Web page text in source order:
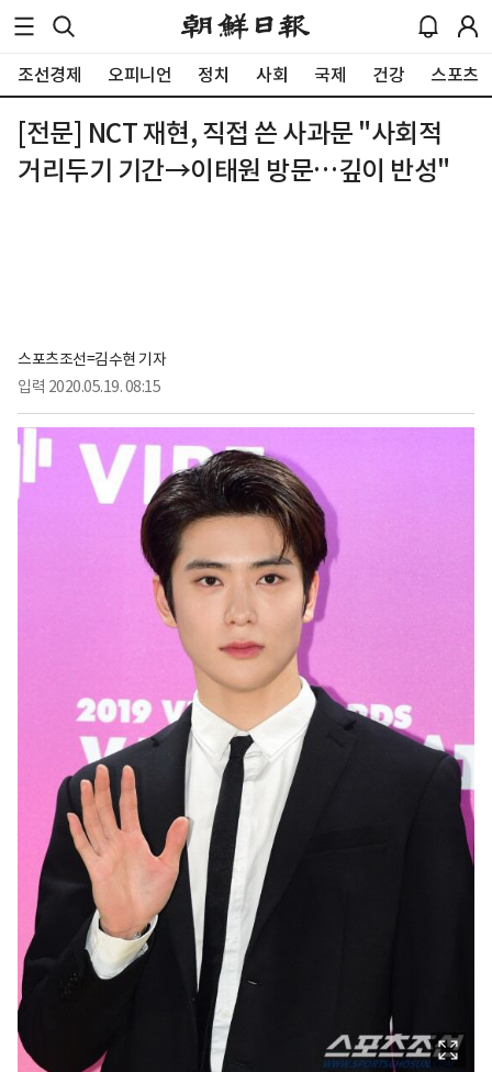
조선경제 오피니언 정치 사회 국제 건강 스포츠
[전문] NCT 재현, 직접 쓴 사과문 "사회적
거리두기 기간→이태원 방문…깊이 반성"
스포츠조선=김수현 기자
입력 2020.05.19. 08:15